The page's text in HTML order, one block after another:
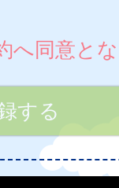
へ同意と